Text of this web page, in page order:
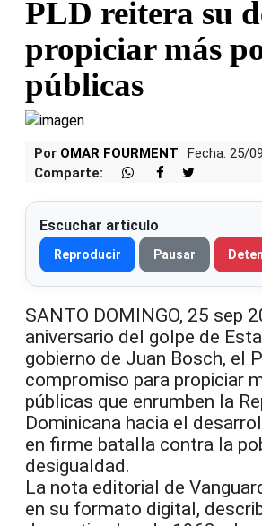
PLD reitera su
propiciar más
públicas
Por OMAR FOURMENT
Fecha: 25/
Comparte:
Escuchar artículo
Reproducir Pausar
SANTO DOMINGO, 25 sep
aniversario del golpe de
gobierno de Juan Bosch, el
compromiso para propiciar
públicas que enrumben la
Dominicana hacia el
en firme batalla contra la
desigualdad.
La nota editorial de
en su formato digital,